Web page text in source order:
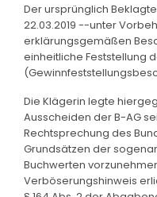
Der ursprünglich
22.03.2019 --unter
erklärungsgemäßen
einheitliche Feststellung
Die Klägerin legte
Ausscheiden der B-AG
Rechtsprechung des
Grundsätzen der
Buchwerten
Verböserungshinweis